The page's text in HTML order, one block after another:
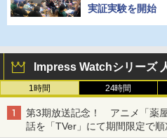
実証実験を開始
Impress Watchシリーズ
1時間 24時間
第3期放送記念！ アニメ「薬
話を「TVer」にて期間限定で